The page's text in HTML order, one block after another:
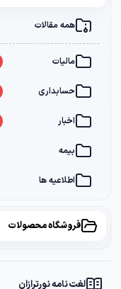
همه مقالات
مالیات
حسابداری
اخبار
بیمه
اطلاعیه ها
فروشگاه محصولات
لغت نامه نورترازان